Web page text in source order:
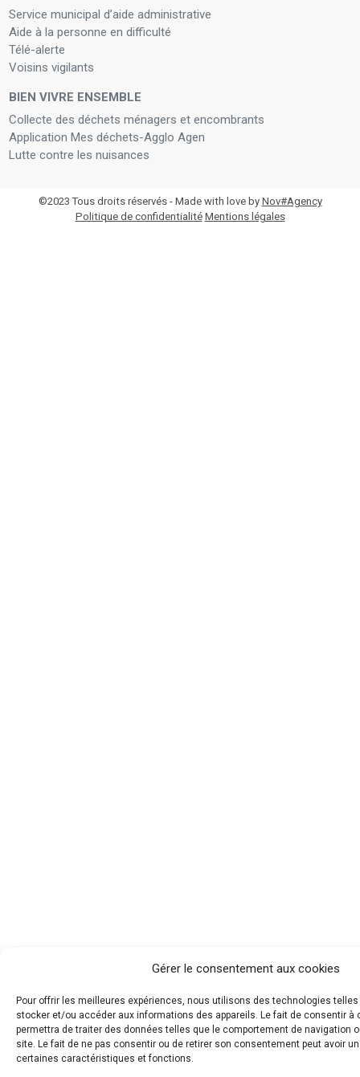
Gérer le consentement aux cookies
Pour offrir les meilleures expériences, nous utilisons des technologies
stocker et/ou accéder aux informations des appareils. Le fait de consentir à
permettra de traiter des données telles que le comportement de navigation
site. Le fait de ne pas consentir ou de retirer son consentement peut avoir
certaines caractéristiques et fonctions.
Service municipal d’aide administrative
Aide à la personne en difficulté
Télé-alerte
Voisins vigilants
BIEN VIVRE ENSEMBLE
Collecte des déchets ménagers et encombrants
Application Mes déchets-Agglo Agen
Lutte contre les nuisances
©2023 Tous droits réservés - Made with love by Nov#Agency
Politique de confidentialité Mentions légales